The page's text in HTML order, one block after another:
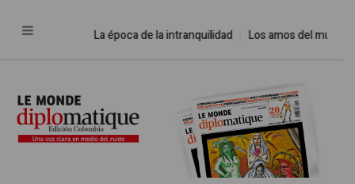
La época de la intranquilidad Los amos del mundo